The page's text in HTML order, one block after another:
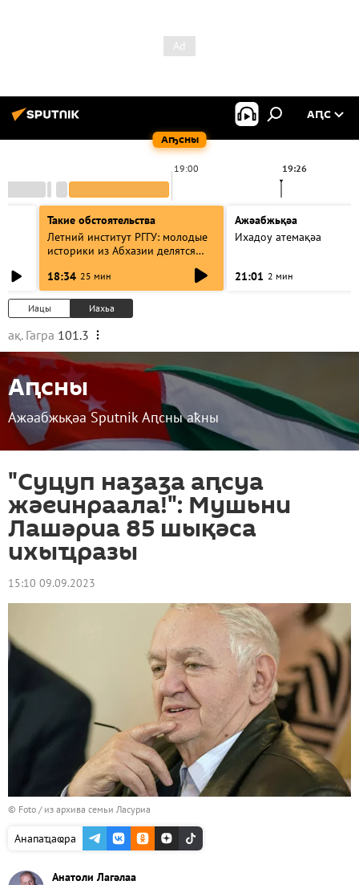
Аҧсны
АԤС
19:00 19:26
Такие обстоятельства
Летний институт РГГУ: молодые
историки из Абхазии делятся
18:34 25 мин
Ажәабжьқәа
Ихадоу атемақәа
21:01 2 мин
Иацы Иахьа
ақ. Гагра 101.3
Аԥсны
Ажәабжьқәа Sputnik Аԥсны аҟны
"Суцуп наӡаӡа аԥсуа
жәеинраала!": Мушьни
Лашәриа 85 шықәса
ихыҵразы
15:10 09.09.2023
© Foto / из архива семьи Ласуриа
Анапаҵаҩра
Анатоли Лагәлаа